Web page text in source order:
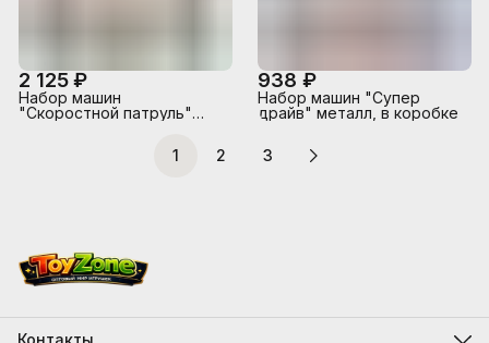
2 125 ₽
Набор машин
"Скоростной патруль"
938 ₽
Набор машин "Супер
драйв" металл, в коробке
1 2 3
Контакты